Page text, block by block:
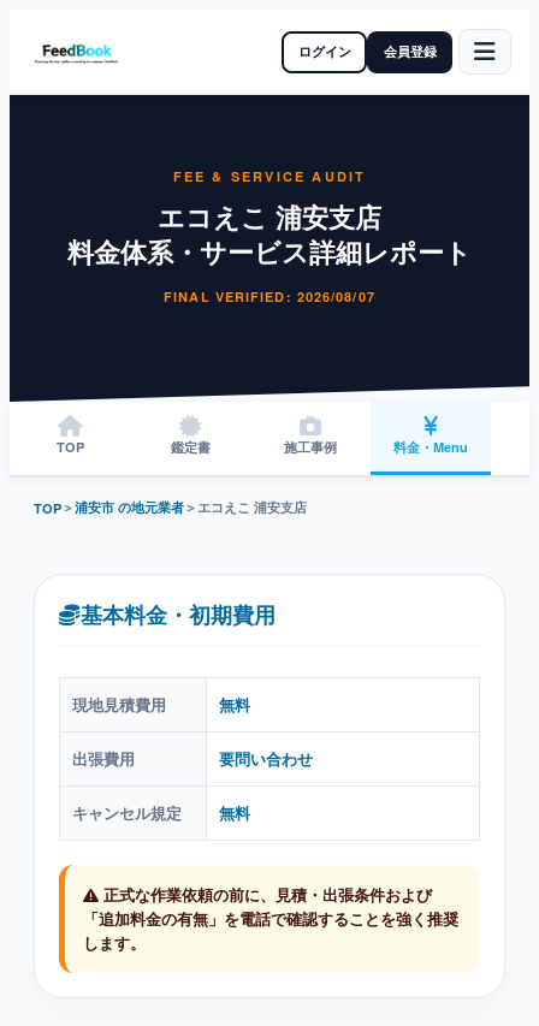
ログイン 会員登録
FEE & SERVICE AUDIT
エコえこ 浦安支店
料金体系・サービス詳細レポート
FINAL VERIFIED: 2026/08/07
TOP 鑑定書 施工事例 料金・Menu
TOP＞浦安市 の地元業者＞ エコえこ 浦安支店
基本料金・初期費用
現地見積費用 無料
出張費用 要問い合わせ
キャンセル規定 無料
正式な作業依頼の前に、見積・出張条件および
「追加料金の有無」を電話で確認することを強く推奨
します。